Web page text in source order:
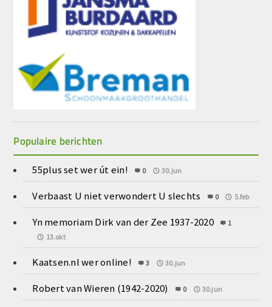
Populaire berichten
55plus set wer út ein! 0 30.jun
Verbaast U niet verwondert U slechts 0 5.feb
Yn memoriam Dirk van der Zee 1937-2020
1
13.okt
Kaatsen.nl wer online! 3 30.jun
Robert van Wieren (1942-2020) 0 30.jun